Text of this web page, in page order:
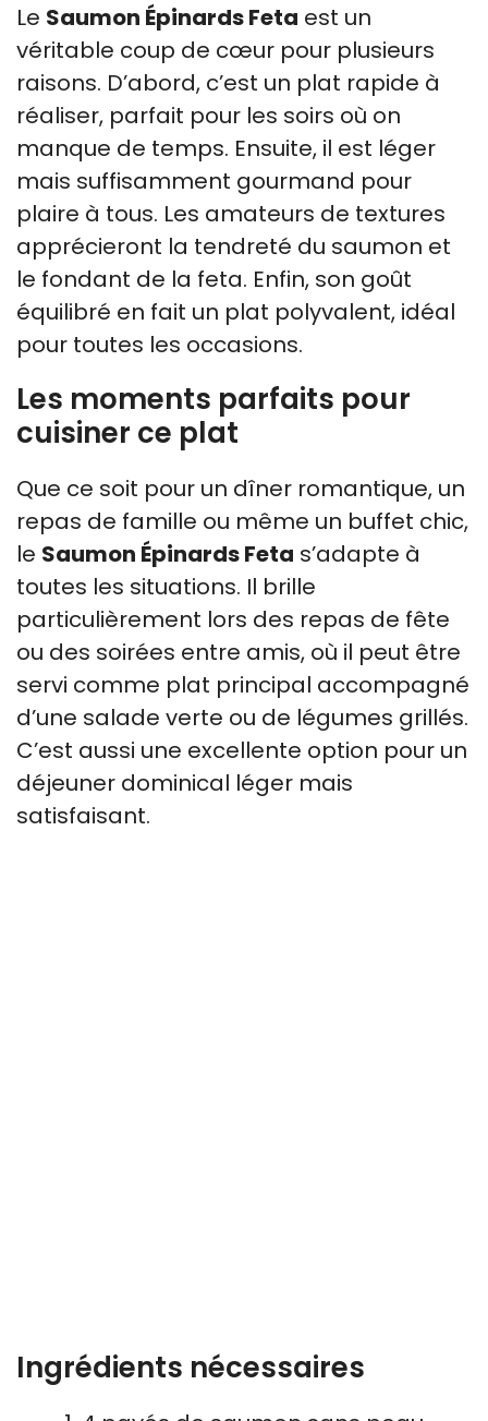
Le Saumon Épinards Feta est un
véritable coup de cœur pour plusieurs
raisons. D’abord, c’est un plat rapide à
réaliser, parfait pour les soirs où on
manque de temps. Ensuite, il est léger
mais suffisamment gourmand pour
plaire à tous. Les amateurs de textures
apprécieront la tendreté du saumon et
le fondant de la feta. Enfin, son goût
équilibré en fait un plat polyvalent, idéal
pour toutes les occasions.
Les moments parfaits pour
cuisiner ce plat
Que ce soit pour un dîner romantique, un
repas de famille ou même un buffet chic,
le Saumon Épinards Feta s’adapte à
toutes les situations. Il brille
particulièrement lors des repas de fête
ou des soirées entre amis, où il peut être
servi comme plat principal accompagné
d’une salade verte ou de légumes grillés.
C’est aussi une excellente option pour un
déjeuner dominical léger mais
satisfaisant.
Ingrédients nécessaires